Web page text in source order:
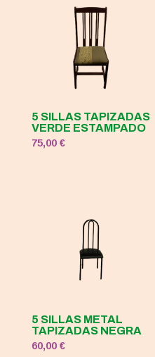
5 SILLAS TAPIZADAS
VERDE ESTAMPADO
75,00 €
5 SILLAS METAL
TAPIZADAS NEGRA
60,00 €